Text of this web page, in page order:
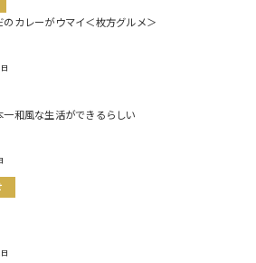
のカレーがウマイ＜枚方グルメ＞
一和風な生活ができるらしい